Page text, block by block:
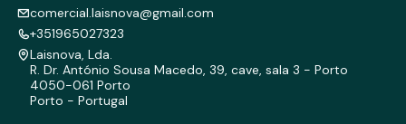
comercial.laisnova@gmail.com
+351965027323
Laisnova, Lda.
R. Dr. António Sousa Macedo, 39, cave, sala 3 - Porto
4050-061 Porto
Porto - Portugal